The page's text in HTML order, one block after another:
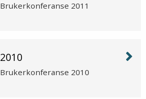
Brukerkonferanse 2011
2010
Brukerkonferanse 2010